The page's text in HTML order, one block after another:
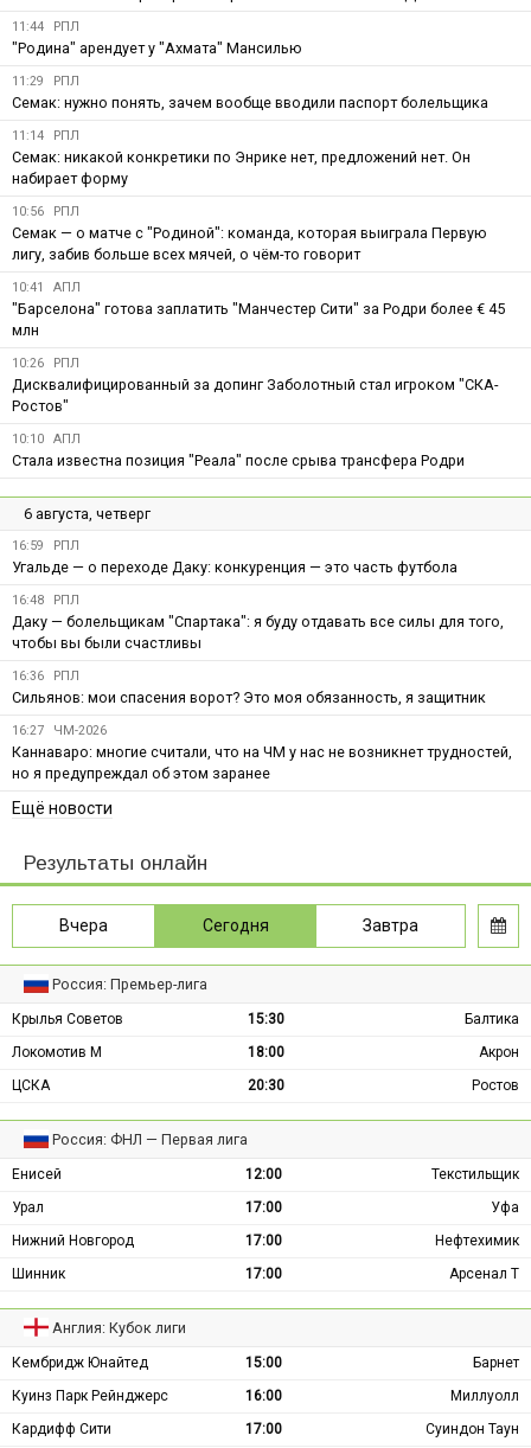
11:44 РПЛ
"Родина" арендует у "Ахмата" Мансилью
11:29 РПЛ
Семак: нужно понять, зачем вообще вводили паспорт болельщика
11:14 РПЛ
Семак: никакой конкретики по Энрике нет, предложений нет. Он
набирает форму
10:56 РПЛ
Семак — о матче с "Родиной": команда, которая выиграла Первую
лигу, забив больше всех мячей, о чём-то говорит
10:41 АПЛ
"Барселона" готова заплатить "Манчестер Сити" за Родри более € 45
млн
10:26 РПЛ
Дисквалифицированный за допинг Заболотный стал игроком "СКА-
Ростов"
10:10 АПЛ
Стала известна позиция "Реала" после срыва трансфера Родри
6 августа, четверг
16:59 РПЛ
Угальде — о переходе Даку: конкуренция — это часть футбола
16:48 РПЛ
Даку — болельщикам "Спартака": я буду отдавать все силы для того,
чтобы вы были счастливы
16:36 РПЛ
Сильянов: мои спасения ворот? Это моя обязанность, я защитник
16:27 ЧМ-2026
Каннаваро: многие считали, что на ЧМ у нас не возникнет трудностей,
но я предупреждал об этом заранее
Ещё новости
Результаты онлайн
Вчера Сегодня Завтра
Россия: Премьер-лига
Крылья Советов 15:30
Балтика
Локомотив М
18:00
Акрон
ЦСКА
20:30 Ростов
Россия: ФНЛ — Первая лига
Енисей 12:00
Текстильщик
Урал
17:00
Уфа
Нижний Новгород
17:00
Нефтехимик
Шинник
17:00 Арсенал Т
Англия: Кубок лиги
Кембридж Юнайтед 15:00
Барнет
Куинз Парк Рейнджерс
16:00
Миллуолл
Кардифф Сити
17:00
Суиндон Таун